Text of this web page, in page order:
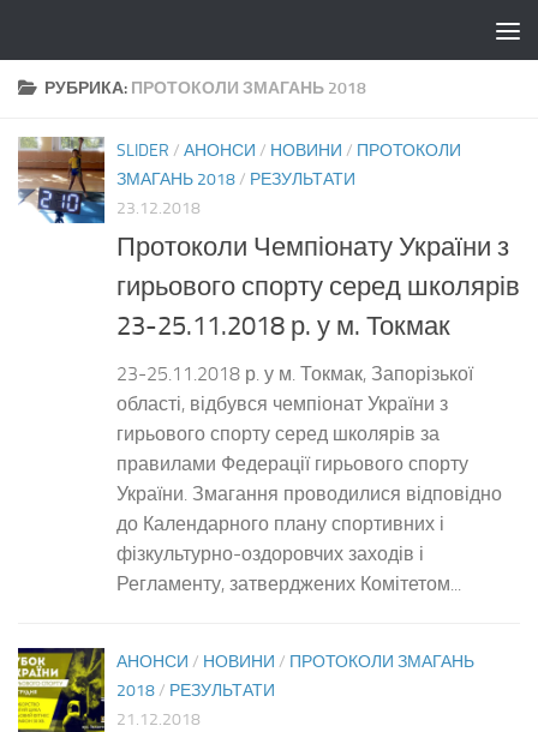
РУБРИКА: ПРОТОКОЛИ ЗМАГАНЬ 2018
SLIDER / АНОНСИ / НОВИНИ / ПРОТОКОЛИ
ЗМАГАНЬ 2018/ РЕЗУЛЬТАТИ
23.12.2018
Протоколи Чемпіонату України з
гирьового спорту серед школярів
23-25.11.2018 р. у м. Токмак
23-25.11.2018 р. у м. Токмак, Запорізької
області, відбувся чемпіонат України з
гирьового спорту серед школярів за
правилами Федерації гирьового спорту
України. Змагання проводилися відповідно
до Календарного плану спортивних і
фізкультурно-оздоровчих заходів і
Регламенту, затверджених Комітетом...
АНОНСИ / НОВИНИ / ПРОТОКОЛИ ЗМАГАНЬ
2018/ РЕЗУЛЬТАТИ
21.12.2018